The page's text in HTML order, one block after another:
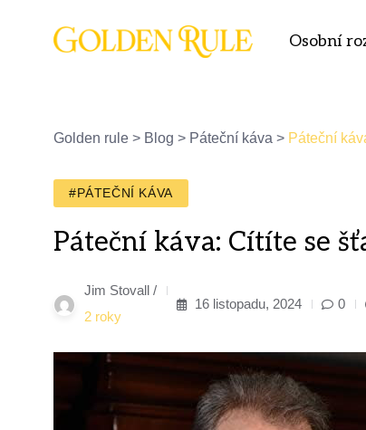
Osobní
Golden rule > Blog > Páteční káva > Páteční
#PÁTEČNÍ KÁVA
Páteční káva: Cítíte se
Jim Stovall /
2 roky
16 listopadu, 2024 0